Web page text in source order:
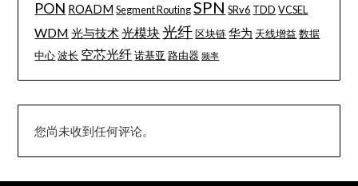
PON ROADM Segment Routing SPN SRv6 TDD VCSEL
WDM 光与技术 光模块光纤 区块链 华为 天线增益 数据
中心 波长 空芯光纤 诺基亚 路由器 频率
您尚未收到任何评论。